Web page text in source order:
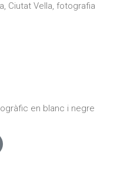
Ciutat Vella, fotografia
en blanc i negre